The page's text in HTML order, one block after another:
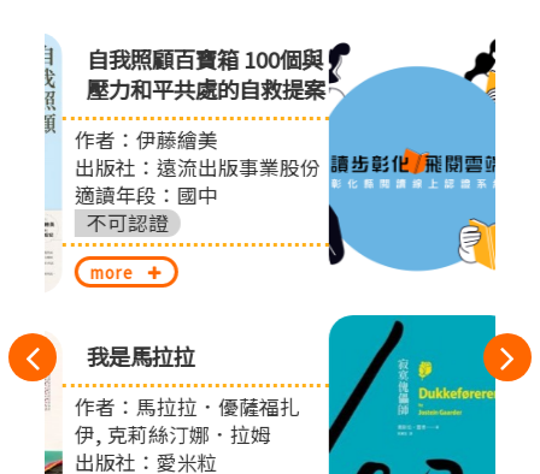
往
左
切
案
柳林風聲
作者：肯尼思．葛拉罕
適讀年段：國中
不可認證
more
寂寞傀儡師
作者：喬斯坦‧賈德
出版社：木馬文化
適讀年段：國中